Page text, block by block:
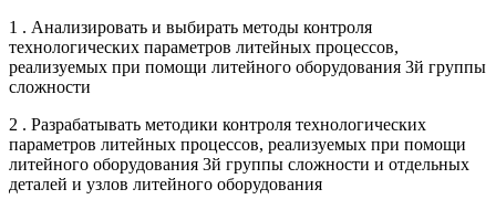
1 . Анализировать и выбирать методы контроля
технологических параметров литейных процессов,
реализуемых при помощи литейного оборудования 3й группы
сложности
2 . Разрабатывать методики контроля технологических
параметров литейных процессов, реализуемых при помощи
литейного оборудования 3й группы сложности и отдельных
деталей и узлов литейного оборудования